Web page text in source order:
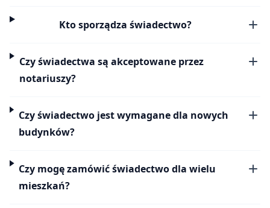
Kto sporządza świadectwo?
Czy świadectwa są akceptowane przez
notariuszy?
Czy świadectwo jest wymagane dla nowych
budynków?
Czy mogę zamówić świadectwo dla wielu
mieszkań?